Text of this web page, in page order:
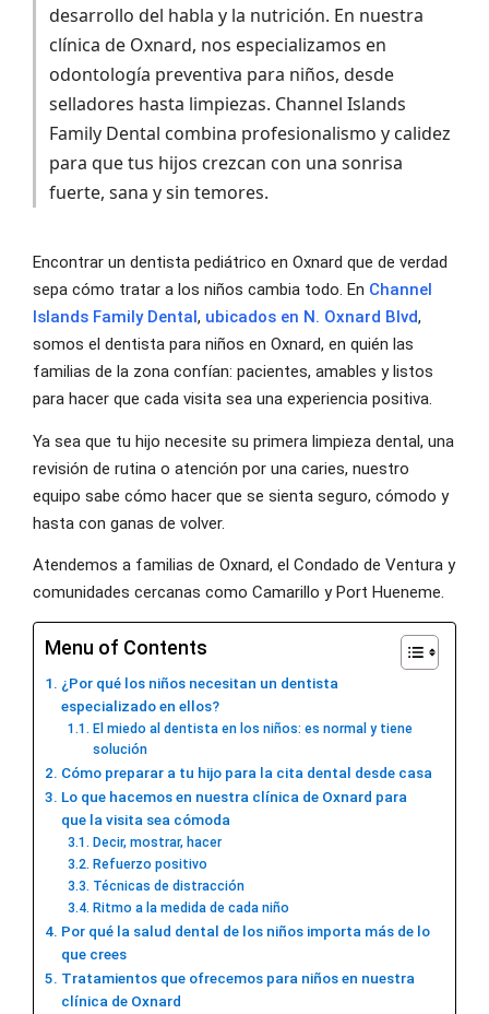
desarrollo del habla y la nutrición. En nuestra
clínica de Oxnard, nos especializamos en
odontología preventiva para niños, desde
selladores hasta limpiezas. Channel Islands
Family Dental combina profesionalismo y calidez
para que tus hijos crezcan con una sonrisa
fuerte, sana y sin temores.
Encontrar un dentista pediátrico en Oxnard que de verdad
sepa cómo tratar a los niños cambia todo. En Channel
Islands Family Dental , ubicados en N. Oxnard Blvd,
somos el dentista para niños en Oxnard, en quién las
familias de la zona confían: pacientes, amables y listos
para hacer que cada visita sea una experiencia positiva.
Ya sea que tu hijo necesite su primera limpieza dental, una
revisión de rutina o atención por una caries, nuestro
equipo sabe cómo hacer que se sienta seguro, cómodo y
hasta con ganas de volver.
Atendemos a familias de Oxnard, el Condado de Ventura y
comunidades cercanas como Camarillo y Port Hueneme.
Menu of Contents
¿Por qué los niños necesitan un dentista
especializado en ellos?
El miedo al dentista en los niños: es normal y tiene
solución
Cómo preparar a tu hijo para la cita dental desde casa
Lo que hacemos en nuestra clínica de Oxnard para
que la visita sea cómoda
Decir, mostrar, hacer
Refuerzo positivo
Técnicas de distracción
Ritmo a la medida de cada niño
Por qué la salud dental de los niños importa más de lo
que crees
Tratamientos que ofrecemos para niños en nuestra
clínica de Oxnard